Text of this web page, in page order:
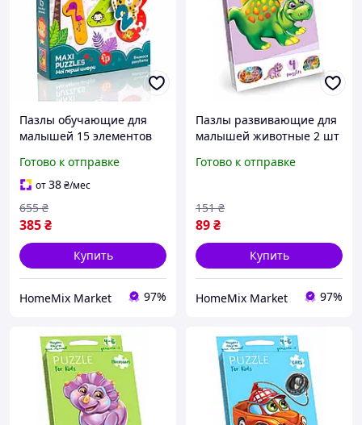
Пазлы обучающие для
малышей 15 элементов
цифры Vladi toys HM-
12199
Готово к отправке
от38₴/мес
385₴
655 ₴
Купить
HomeMix Market 97%
Пазлы развивающие для
малышей животные 2 шт
12624
Готово к отправке
89₴
151 ₴
Купить
HomeMix Market 97%